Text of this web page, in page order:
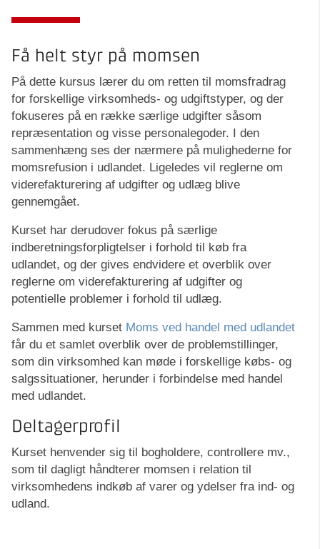
Få helt styr på momsen
På dette kursus lærer du om retten til momsfradrag
for forskellige virksomheds- og udgiftstyper, og der
fokuseres på en række særlige udgifter såsom
repræsentation og visse personalegoder. I den
sammenhæng ses der nærmere på mulighederne for
momsrefusion i udlandet. Ligeledes vil reglerne om
viderefakturering af udgifter og udlæg blive
gennemgået.
Kurset har derudover fokus på særlige
indberetningsforpligtelser i forhold til køb fra
udlandet, og der gives endvidere et overblik over
reglerne om viderefakturering af udgifter og
potentielle problemer i forhold til udlæg.
Sammen med kurset Moms ved handel med udlandet
får du et samlet overblik over de problemstillinger,
som din virksomhed kan møde i forskellige købs- og
salgssituationer, herunder i forbindelse med handel
med udlandet.
Deltagerprofil
Kurset henvender sig til bogholdere, controllere mv.,
som til dagligt håndterer momsen i relation til
virksomhedens indkøb af varer og ydelser fra ind- og
udland.